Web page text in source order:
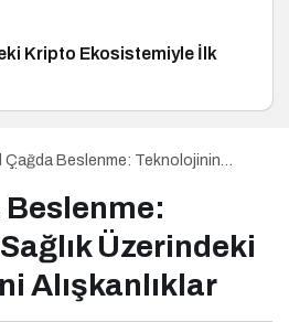
Kripto Ekosistemiyle İlk
Çağda Beslenme: Teknolojinin
Üzerindeki
Alışkanlıklar